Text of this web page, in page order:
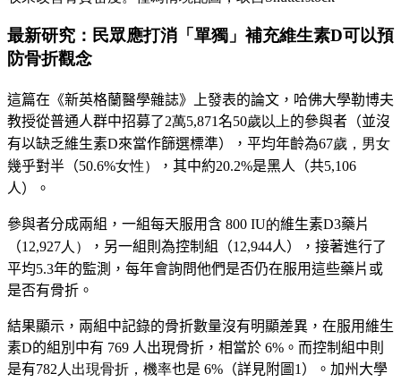
最新研究：民眾應打消「單獨」補充維生素D可以預
防骨折觀念
這篇在《新英格蘭醫學雜誌》上發表的論文，哈佛大學勒博夫
教授從普通人群中招募了2萬5,871名50歲以上的參與者（並沒
有以缺乏維生素D來當作篩選標準）
， 平均年齡為67歲，男女
幾乎對半（50.6%女性） ，其中約20.2%是黑人（共5,106
人）
。
參與者分成兩組，一組每天服用含 800 IU的維生素D3藥片
（12,927人） ， 另一組則為控制組（12,944人），接著進行了
平均5.3年的監測，每年會詢問他們是否仍在服用這些藥片或
是否有骨折。
結果顯示，兩組中記錄的骨折數量沒有明顯差異，在服用維生
素D的組別中有 769 人出現骨折，相當於 6%。而控制組中則
是有782人出現骨折，機率也是 6%（詳見附圖1）
。加州大學